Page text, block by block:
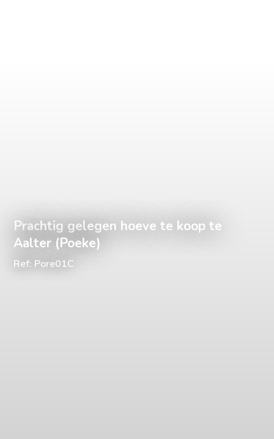
Prachtig gelegen hoeve te koop te
Aalter (Poeke)
Ref: Pore01C